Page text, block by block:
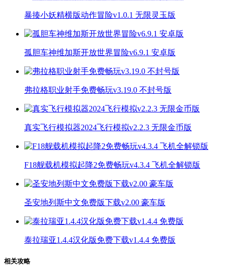
暴揍小妖精横版动作冒险v1.0.1 无限灵玉版
孤胆车神维加斯开放世界冒险v6.9.1 安卓版
弗拉格职业射手免费畅玩v3.19.0 不封号版
真实飞行模拟器2024飞行模拟v2.2.3 无限金币版
F18舰载机模拟起降2免费畅玩v4.3.4 飞机全解锁版
圣安地列斯中文免费版下载v2.00 豪车版
泰拉瑞亚1.4.4汉化版免费下载v1.4.4 免费版
相关攻略